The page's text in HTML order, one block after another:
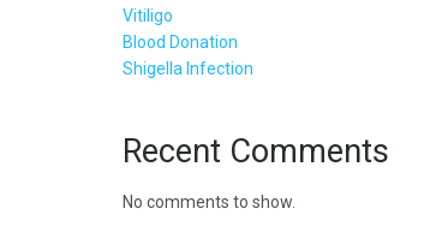
Vitiligo
Blood Donation
Shigella Infection
Recent Comments
No comments to show.